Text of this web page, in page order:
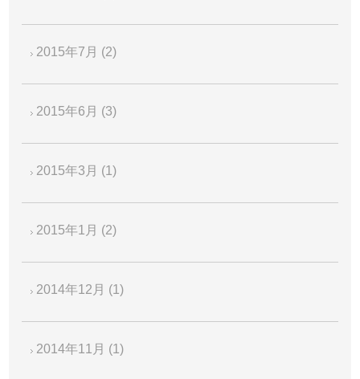
2015年7月 (2)
2015年6月 (3)
2015年3月 (1)
2015年1月 (2)
2014年12月 (1)
2014年11月 (1)